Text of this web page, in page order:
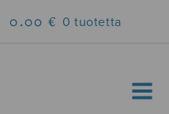
0.00 € 0 tuotetta
MENU